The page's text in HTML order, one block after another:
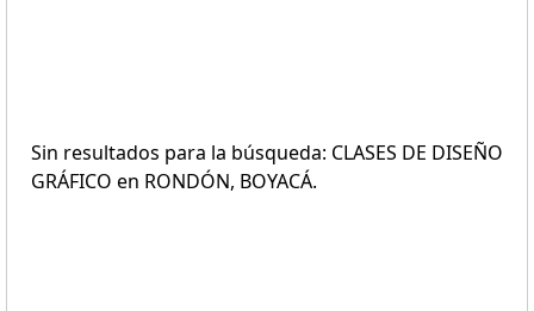
Sin resultados para la búsqueda: CLASES DE DISEÑO
GRÁFICO en RONDÓN, BOYACÁ.